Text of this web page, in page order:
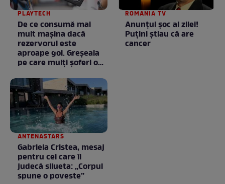
PLAYTECH
De ce consumă mai
mult mașina dacă
rezervorul este
aproape gol. Greșeala
pe care mulți șoferi o
ROMANIA TV
Anunţul şoc al zilei!
Puţini ştiau că are
cancer
ANTENASTARS
Gabriela Cristea, mesaj
pentru cei care îi
judecă silueta: „Corpul
spune o poveste”